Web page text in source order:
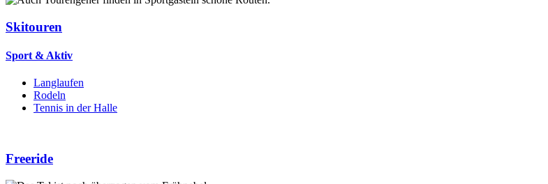
Skitouren
Sport & Aktiv
Langlaufen
Rodeln
Tennis in der Halle
Freeride